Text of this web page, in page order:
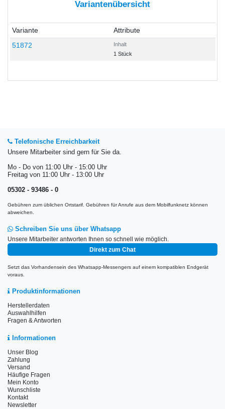
Variantenübersicht
Variante
Attribute
51872
Inhalt
1 Stück
Telefonische Erreichbarkeit
Unsere Mitarbeiter sind gern für Sie da.
Mo - Do von 11:00 Uhr - 15:00 Uhr
Freitag von 11:00 Uhr - 13:00 Uhr
05302 - 93486 - 0
Gebühren zum üblichen Ortstarif. Gebühren für Anrufe aus dem Mobilfunknetz können
abweichen.
Schreiben Sie uns über Whatsapp
Unsere Mitarbeiter antworten Ihnen so schnell wie möglich.
Direkt zum Chat
Setzt das Vorhandensein des Whatsapp-Messengers auf einem kompatiblen Endgerät
voraus.
Produktinformationen
Herstellerdaten
Auswahlhilfen
Fragen & Antworten
Informationen
Unser Blog
Zahlung
Versand
Häufige Fragen
Mein Konto
Wunschliste
Kontakt
Newsletter